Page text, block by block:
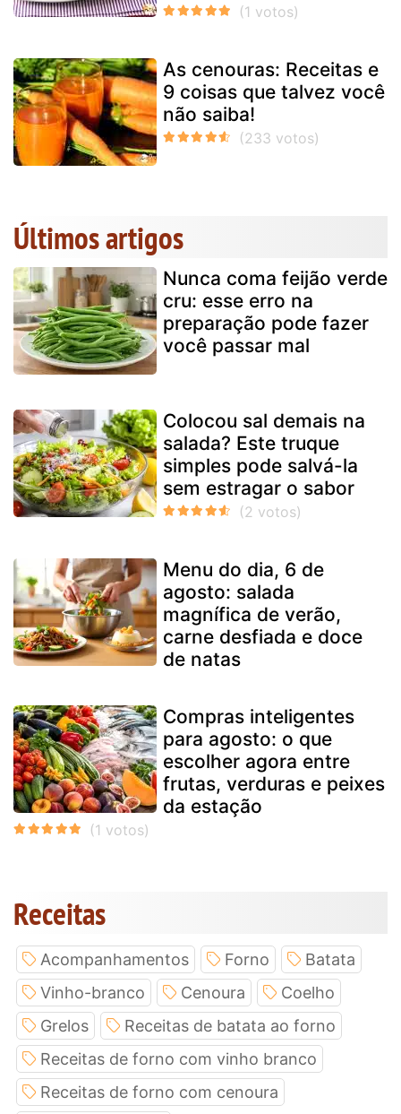
As cenouras: Receitas e
9 coisas que talvez você
não saiba!
Últimos artigos
Nunca coma feijão verde
cru: esse erro na
preparação pode fazer
você passar mal
Colocou sal demais na
salada? Este truque
simples pode salvá-la
sem estragar o sabor
Menu do dia, 6 de
agosto: salada
magnífica de verão,
carne desfiada e doce
de natas
Compras inteligentes
para agosto: o que
escolher agora entre
frutas, verduras e peixes
da estação
Receitas
Acompanhamentos Forno
Batata
Vinho-branco
Cenoura
Coelho
Grelos
Receitas de batata ao forno
Receitas de forno com vinho branco
Receitas de forno com cenoura